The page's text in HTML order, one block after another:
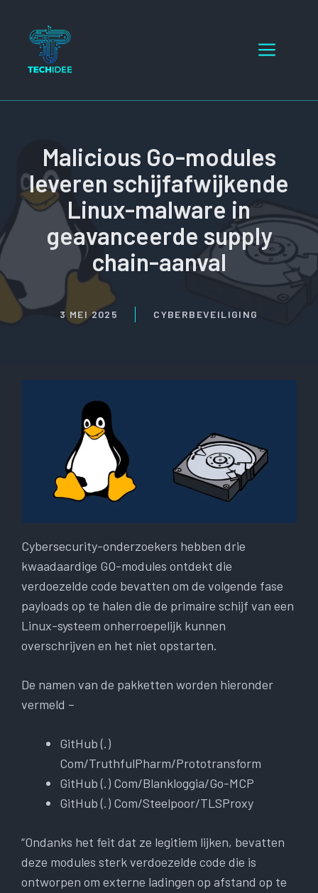
inhoud
Menu
Malicious Go-modules
leveren schijfafwijkende
Linux-malware in
geavanceerde supply
chain-aanval
3 MEI 2025 CYBERBEVEILIGING
Cybersecurity-onderzoekers hebben drie
kwaadaardige GO-modules ontdekt die
verdoezelde code bevatten om de volgende fase
payloads op te halen die de primaire schijf van een
Linux-systeem onherroepelijk kunnen
overschrijven en het niet opstarten.
De namen van de pakketten worden hieronder
vermeld –
GitHub (.)
Com/TruthfulPharm/Prototransform
GitHub (.) Com/Blankloggia/Go-MCP
GitHub (.) Com/Steelpoor/TLSProxy
“Ondanks het feit dat ze legitiem lijken, bevatten
deze modules sterk verdoezelde code die is
ontworpen om externe ladingen op afstand op te